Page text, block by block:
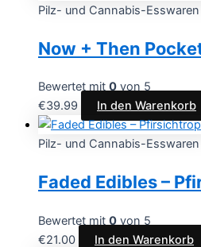
Pilz- und Cannabis-Esswaren
Now + Then
Bewertet mit 0 von 5
€39.99 In den Warenkorb
Pilz- und Cannabis-Esswaren
Faded Edibles –
Bewertet mit 0 von 5
€21.00 In den Warenkorb